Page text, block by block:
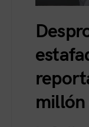
millón